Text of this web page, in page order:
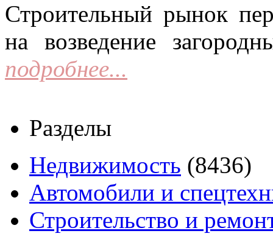
Строительный рынок
на возведение
подробнее...
Разделы
Недвижимость (8436)
Автомобили и
Строительство и